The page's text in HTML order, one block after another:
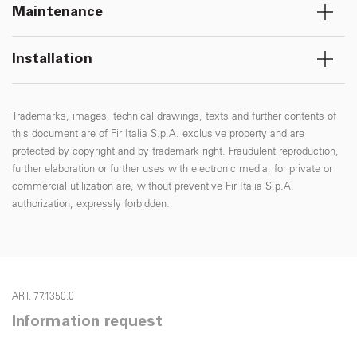
Maintenance
Installation
Trademarks, images, technical drawings, texts and further contents of
this document are of Fir Italia S.p.A. exclusive property and are
protected by copyright and by trademark right. Fraudulent reproduction,
further elaboration or further uses with electronic media, for private or
commercial utilization are, without preventive Fir Italia S.p.A.
authorization, expressly forbidden.
ART. 77.1350.0
Information request